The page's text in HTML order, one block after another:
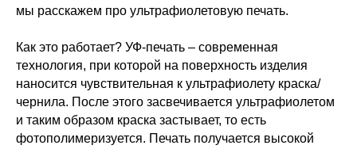
мы расскажем про ультрафиолетовую печать.
Как это работает? УФ-печать – современная
технология, при которой на поверхность изделия
наносится чувствительная к ультрафиолету краска/
чернила. После этого засвечивается ультрафиолетом
и таким образом краска застывает, то есть
фотополимеризуется. Печать получается высокой